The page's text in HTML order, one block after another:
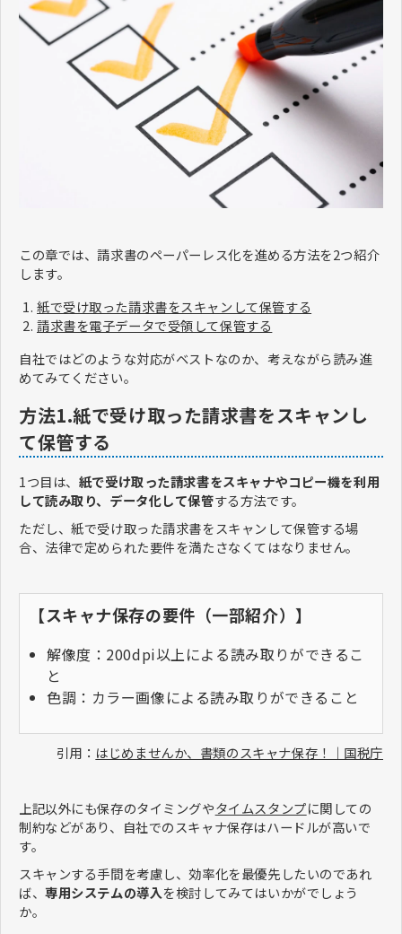
この章では、請求書のペーパーレス化を進める方法を2つ紹介
します。
紙で受け取った請求書をスキャンして保管する
請求書を電子データで受領して保管する
自社ではどのような対応がベストなのか、考えながら読み進
めてみてください。
方法1.紙で受け取った請求書をスキャンし
て保管する
1つ目は、 紙で受け取った請求書をスキャナやコピー機を利用
して読み取り、データ化して保管する方法です。
ただし、紙で受け取った請求書をスキャンして保管する場
合、法律で定められた要件を満たさなくてはなりません。
【スキャナ保存の要件（一部紹介）】
解像度：200dpi以上による読み取りができるこ
と
色調：カラー画像による読み取りができること
引用： はじめませんか、書類のスキャナ保存！｜国税庁
上記以外にも保存のタイミングやタイムスタンプに関しての
制約などがあり、自社でのスキャナ保存はハードルが高いで
す。
スキャンする手間を考慮し、効率化を最優先したいのであれ
ば、専用システムの導入を検討してみてはいかがでしょう
か。